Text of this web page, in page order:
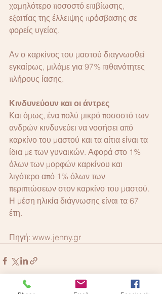
χαμηλότερο ποσοστό επιβίωσης,
εξαιτίας της έλλειψης πρόσβασης σε
φορείς υγείας.
Αν ο καρκίνος του μαστού διαγνωσθεί
εγκαίρως, μιλάμε για 97% πιθανότητες
πλήρους ίασης.
Κινδυνεύουν και οι άντρες
Και όμως, ένα πολύ μικρό ποσοστό των
ανδρών κινδυνεύει να νοσήσει από
καρκίνο του μαστού και τα αίτια είναι τα
ίδια με των γυναικών. Αφορά στο 1%
όλων των μορφών καρκίνου και
λιγότερο από 1% όλων των
περιπτώσεων στον καρκίνο του μαστού.
Η μέση ηλικία διάγνωσης είναι τα 67
έτη.
Πηγή: www.jenny.gr